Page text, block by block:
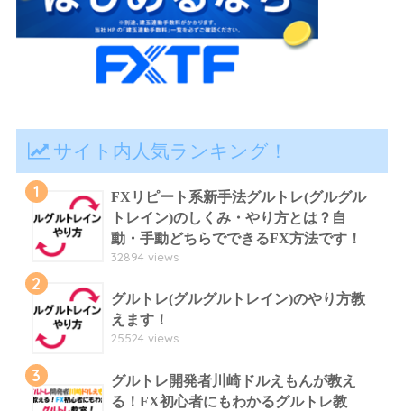
サイト内人気ランキング！
1
FXリピート系新手法グルトレ(グルグル
トレイン)のしくみ・やり方とは？自
動・手動どちらでできるFX方法です！
32894 views
2
グルトレ(グルグルトレイン)のやり方教
えます！
25524 views
3
グルトレ開発者川崎ドルえもんが教え
る！FX初心者にもわかるグルトレ教